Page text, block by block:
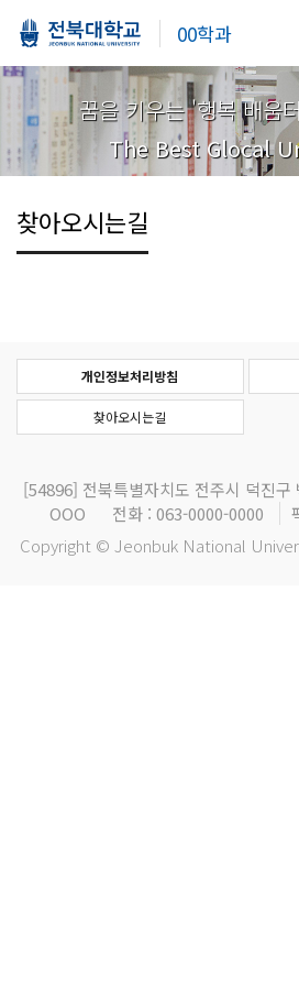
00학과
꿈을 키우는 '행복 배움
The Best Glocal
찾아오시는길
개인정보처리방침
찾아오시는길
[54896] 전북특별자치도 전주시 덕진
OOO
전화 : 063-0000-0000
Copyright © Jeonbuk National